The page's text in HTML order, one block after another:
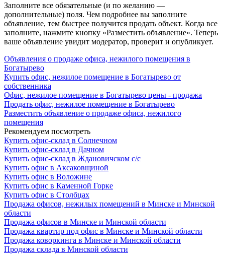
Заполните все обязательные (и по желанию —
дополнительные) поля. Чем подробнее вы заполните
объявление, тем быстрее получится продать объект. Когда все
заполните, нажмите кнопку «Разместить объявление». Теперь
ваше объявление увидит модератор, проверит и опубликует.
Объявления о продаже офиса, нежилого помещения в
Богатырево
Купить офис, нежилое помещение в Богатырево от
собственника
Офис, нежилое помещение в Богатырево цены - продажа
Продать офис, нежилое помещение в Богатырево
Разместить объявление о продаже офиса, нежилого
помещения
Рекомендуем посмотреть
Купить офис-склад в Солнечном
Купить офис-склад в Дачном
Купить офис-склад в Ждановичском с/с
Купить офис в Аксаковщиной
Купить офис в Воложине
Купить офис в Каменной Горке
Купить офис в Столбцах
Продажа офисов, нежилых помещений в Минске и Минской
области
Продажа офисов в Минске и Минской области
Продажа квартир под офис в Минске и Минской области
Продажа коворкинга в Минске и Минской области
Продажа склада в Минской области